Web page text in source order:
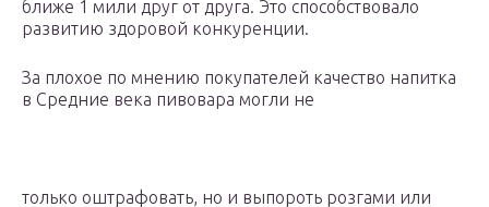
ближе 1 мили друг от друга. Это способствовало
развитию здоровой конкуренции.
За плохое по мнению покупателей качество напитка
в Средние века пивовара могли не
только оштрафовать, но и выпороть розгами или